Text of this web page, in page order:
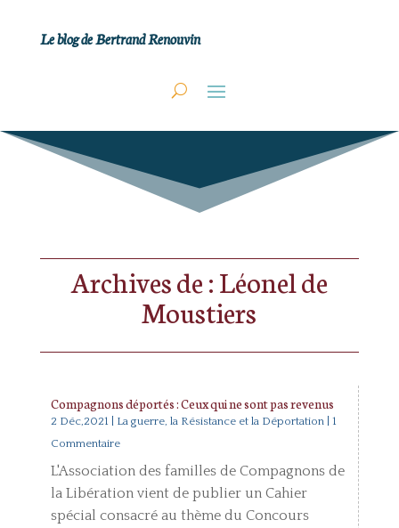
Le blog de Bertrand Renouvin
Archives de : Léonel de
Moustiers
Compagnons déportés : Ceux qui ne sont pas revenus
2 Déc,2021 La guerre, la Résistance et la Déportation| 1
Commentaire
L'Association des familles de Compagnons de
la Libération vient de publier un Cahier
spécial consacré au thème du Concours